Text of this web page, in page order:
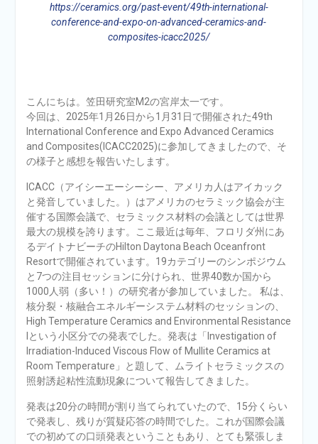
https://ceramics.org/past-event/49th-international-
conference-and-expo-on-advanced-ceramics-and-
composites-icacc2025/
こんにちは。笠田研究室M2の宮岸太一です。
今回は、2025年1月26日から1月31日で開催された49th
International Conference and Expo Advanced Ceramics
and Composites(ICACC2025)に参加してきましたので、そ
の様子と感想を報告いたします。
ICACC（アイシーエーシーシー、アメリカ人はアイカック
と発音していました。）はアメリカのセラミック協会が主
催する国際会議で、セラミックス材料の会議としては世界
最大の規模を誇ります。ここ最近は毎年、フロリダ州にあ
るデイトナビーチのHilton Daytona Beach Oceanfront
Resortで開催されています。19カテゴリーのシンポジウム
と7つの注目セッションに分けられ、世界40数か国から
1000人弱（多い！）の研究者が参加していました。 私は、
核分裂・核融合エネルギーシステム材料のセッションの、
High Temperature Ceramics and Environmental Resistance
Iという小区分での発表でした。発表は「Investigation of
Irradiation-Induced Viscous Flow of Mullite Ceramics at
Room Temperature」と題して、ムライトセラミックスの
照射誘起粘性流動現象について報告してきました。
発表は20分の時間が割り当てられていたので、15分くらい
で発表し、残りが質疑応答の時間でした。これが国際会議
での初めての口頭発表ということもあり、とても緊張しま